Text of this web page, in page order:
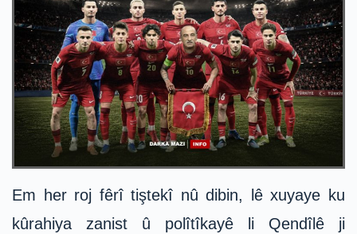
Em her roj fêrî tiştekî nû dibin, lê xuyaye ku
kûrahiya zanist û polîtîkayê li Qendîlê ji